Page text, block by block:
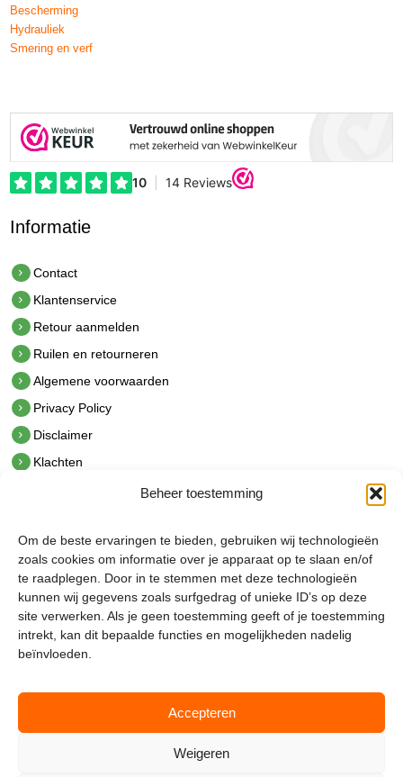
Beheer toestemming
Om de beste ervaringen te bieden, gebruiken wij technologieën
zoals cookies om informatie over je apparaat op te slaan en/of
te raadplegen. Door in te stemmen met deze technologieën
kunnen wij gegevens zoals surfgedrag of unieke ID’s op deze
site verwerken. Als je geen toestemming geeft of je toestemming
intrekt, kan dit bepaalde functies en mogelijkheden nadelig
beïnvloeden.
Accepteren
Weigeren
Bescherming
Hydrauliek
Smering en verf
Informatie
Contact
Klantenservice
Retour aanmelden
Ruilen en retourneren
Algemene voorwaarden
Privacy Policy
Disclaimer
Klachten
hetindustriehuis B.V.
De Hoek 1 1601 MR Enkhuizen
t.0228 53 00 40
e.info@hetindustriehuis.com
KVK 51483904
BTW NL850044522B01